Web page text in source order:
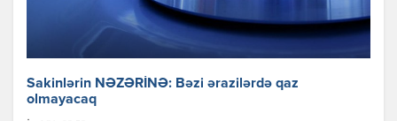
Sakinlərin NƏZƏRİNƏ: Bəzi ərazilərdə qaz
olmayacaq